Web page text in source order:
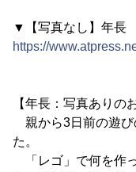
▼【写真なし】年長
https://
【年長：写真ありの
親から3日前の遊び
た。
「レゴ」で何を作